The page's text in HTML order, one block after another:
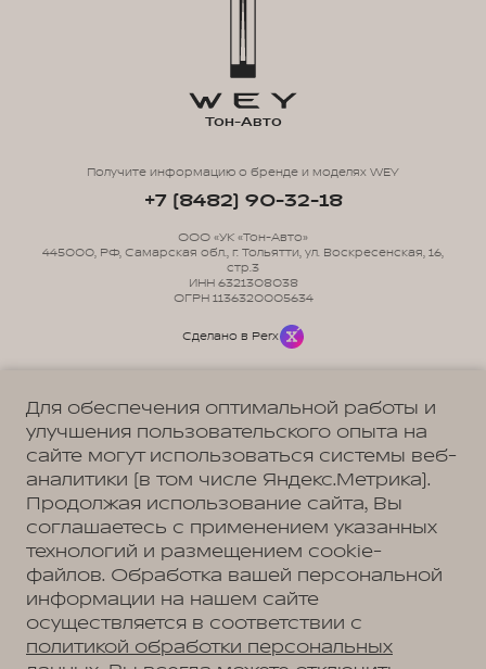
Политика обработки персональных данных
Согласие на коммуникацию
Согласие на предоставление персональных данных третьим лицам
Согласие на обработку ПД
Тон-Авто
Получите информацию о бренде и моделях WEY
+7 (8482) 90-32-18
ООО «УК «Тон-Авто»
445000, РФ, Самарская обл., г. Тольятти, ул. Воскресенская, 16,
стр.3
ИНН 6321308038
ОГРН 1136320005634
Сделано в Perx
Адрес
Тольятти, ул. Воскресенская, д. 16, стр. 1
Телефон
Для обеспечения оптимальной работы и
улучшения пользовательского опыта на
сайте могут использоваться системы веб-
аналитики (в том числе Яндекс.Метрика).
Продолжая использование сайта, Вы
соглашаетесь с применением указанных
технологий и размещением cookie-
файлов. Обработка вашей персональной
информации на нашем сайте
осуществляется в соответствии с
политикой обработки персональных